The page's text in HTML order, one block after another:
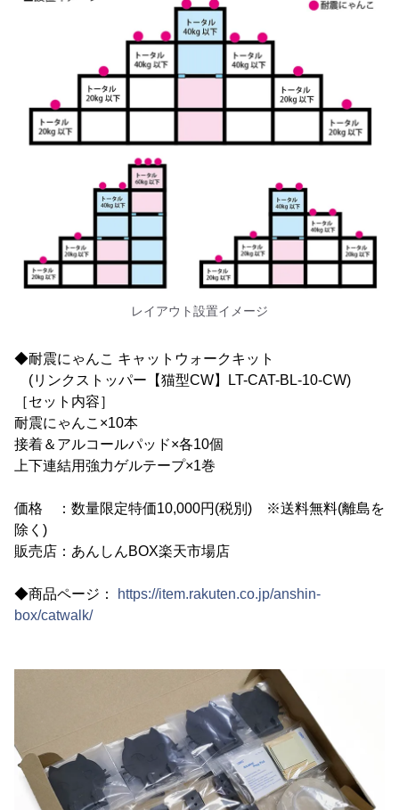
レイアウト設置イメージ
◆耐震にゃんこ キャットウォークキット
(リンクストッパー【猫型CW】LT-CAT-BL-10-CW)
［セット内容］
耐震にゃんこ×10本
接着＆アルコールパッド×各10個
上下連結用強力ゲルテープ×1巻
価格 ：数量限定特価10,000円(税別) ※送料無料(離島を
除く)
販売店：あんしんBOX楽天市場店
◆商品ページ：
https://item.rakuten.co.jp/anshin-
box/catwalk/